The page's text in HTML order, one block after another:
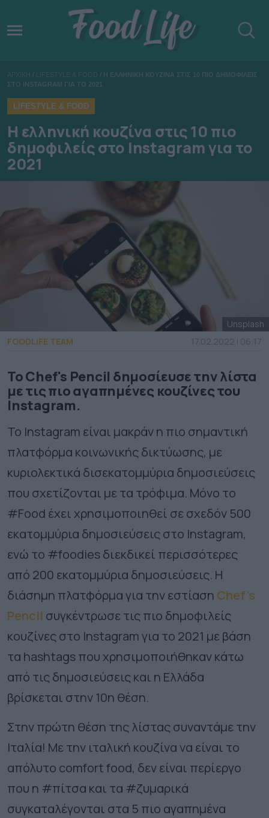
ΑΡΧΙΚΗ / LIFESTYLE & FOOD / H ΕΛΛΗΝΙΚΗ ΚΟΥΖΙΝΑ ΣΤΙΣ 10 ΠΙΟ ΔΗΜΟΦΙΛΕΙΣ
ΣΤΟ INSTAGRAM ΓΙΑ ΤΟ 2021
LIFESTYLE & FOOD
H ελληνική κουζίνα στις 10 πιο
δημοφιλείς στο Instagram για το
2021
Unsplash
FOODLIFE TEAM
17.02.2022 | 06:17
Το Chef's Pencil δημοσίευσε την λίστα
με τις πιο αγαπημένες κουζίνες του
Instagram.
Το Instagram είναι μακράν η πιο σημαντική
πλατφόρμα κοινωνικής δικτύωσης, με
κυριολεκτικά δισεκατομμύρια δημοσιεύσεις
που σχετίζονται με τα τρόφιμα. Μόνο το
#Food έχει χρησιμοποιηθεί σε σχεδόν 500
εκατομμύρια δημοσιεύσεις στο Instagram,
ενώ το #foodies διεκδικεί περισσότερες
από 200 εκατομμύρια δημοσιεύσεις. Η
διάσημη πλατφόρμα για την εστίαση Chef’s
Pencil συγκέντρωσε τις πιο δημοφιλείς
κουζίνες στο Instagram για το 2021 με βάση
τα hashtags που χρησιμοποιήθηκαν κάτω
από τις δημοσιεύσεις και η Ελλάδα
βρίσκεται στην 10η θέση.
Στην πρώτη θέση της λίστας συναντάμε την
Ιταλία! Με την ιταλική κουζίνα να είναι το
απόλυτο comfort food, δεν είναι περίεργο
που η #πίτσα και τα #ζυμαρικά
συγκαταλέγονται στα 5 πιο αγαπημένα